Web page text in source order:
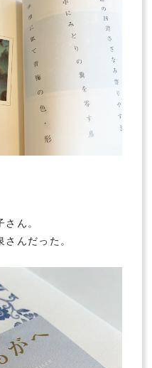
さん。
んだった。